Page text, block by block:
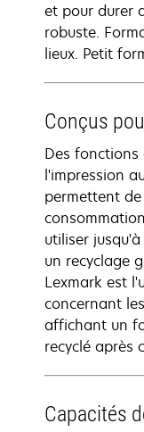
et pour durer
robuste.
lieux. Petit
Conçus
Des
l'impression
permettent
utiliser
un recyclage
Lexmark est
concernant
affichant un
recyclé après
Capacités